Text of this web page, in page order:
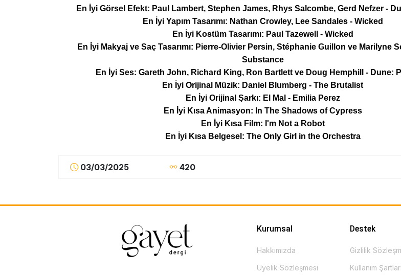
En İyi Görsel Efekt: Paul Lambert, Stephen James, Rhys Salcombe, Gerd Nefzer -
En İyi Yapım Tasarımı: Nathan Crowley, Lee Sandales - Wicked
En İyi Kostüm Tasarımı: Paul Tazewell - Wicked
En İyi Makyaj ve Saç Tasarımı: Pierre-Olivier Persin, Stéphanie Guillon ve Marilyne
Substance
En İyi Ses: Gareth John, Richard King, Ron Bartlett ve Doug Hemphill - Dune:
En İyi Orijinal Müzik: Daniel Blumberg - The Brutalist
En İyi Orijinal Şarkı: El Mal - Emilia Perez
En İyi Kısa Animasyon: In The Shadows of Cypress
En İyi Kısa Film: I'm Not a Robot
En İyi Kısa Belgesel: The Only Girl in the Orchestra
03/03/2025 420
Kurumsal
Hakkımızda
Üyelik Sözleşmesi
Destek
Gizlilik
Kullanım Şartları